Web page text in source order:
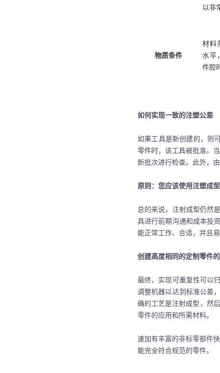
以非
物质条件
材料
水平
件腔
如何实现一致的注塑公差
如果工具是新创建的，则
零件时，该工具被批准。
新批次进行检查。此外，
原则 ：您应该使用注塑成
总的来说，注射成型仍然
具进行前期沟通和成本投
能正常工作、 合适，并且
创建高度相同的定制 零件
最终，实现可重复性可以
调整机器以达到标准公差
确的工艺是注射成型，然
零件的应用和所需材料。
速加有丰富的非标零部件
能完全符合规范的零件。